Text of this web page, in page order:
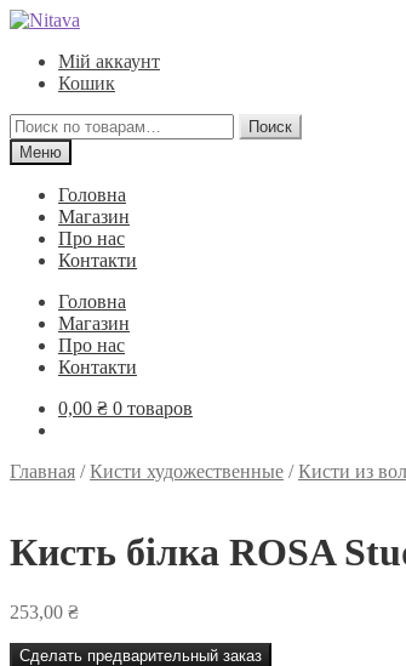
Перейти
навигации
Перейти
содержимому
Мій аккаунт
Кошик
Искать:
Поиск
Меню
Головна
Магазин
Про нас
Контакти
Головна
Магазин
Про нас
Контакти
0,00 ₴ 0 товаров
Главная /Кисти художественные /Кисти из
Кисть білка ROSA
253,00 ₴
Сделать предварительный заказ